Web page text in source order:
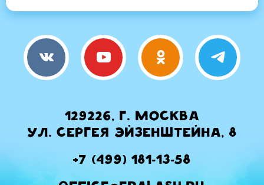
129226, г. Москва
ул. Сергея Эйзенштейна, 8
+7 (499) 181-13-58